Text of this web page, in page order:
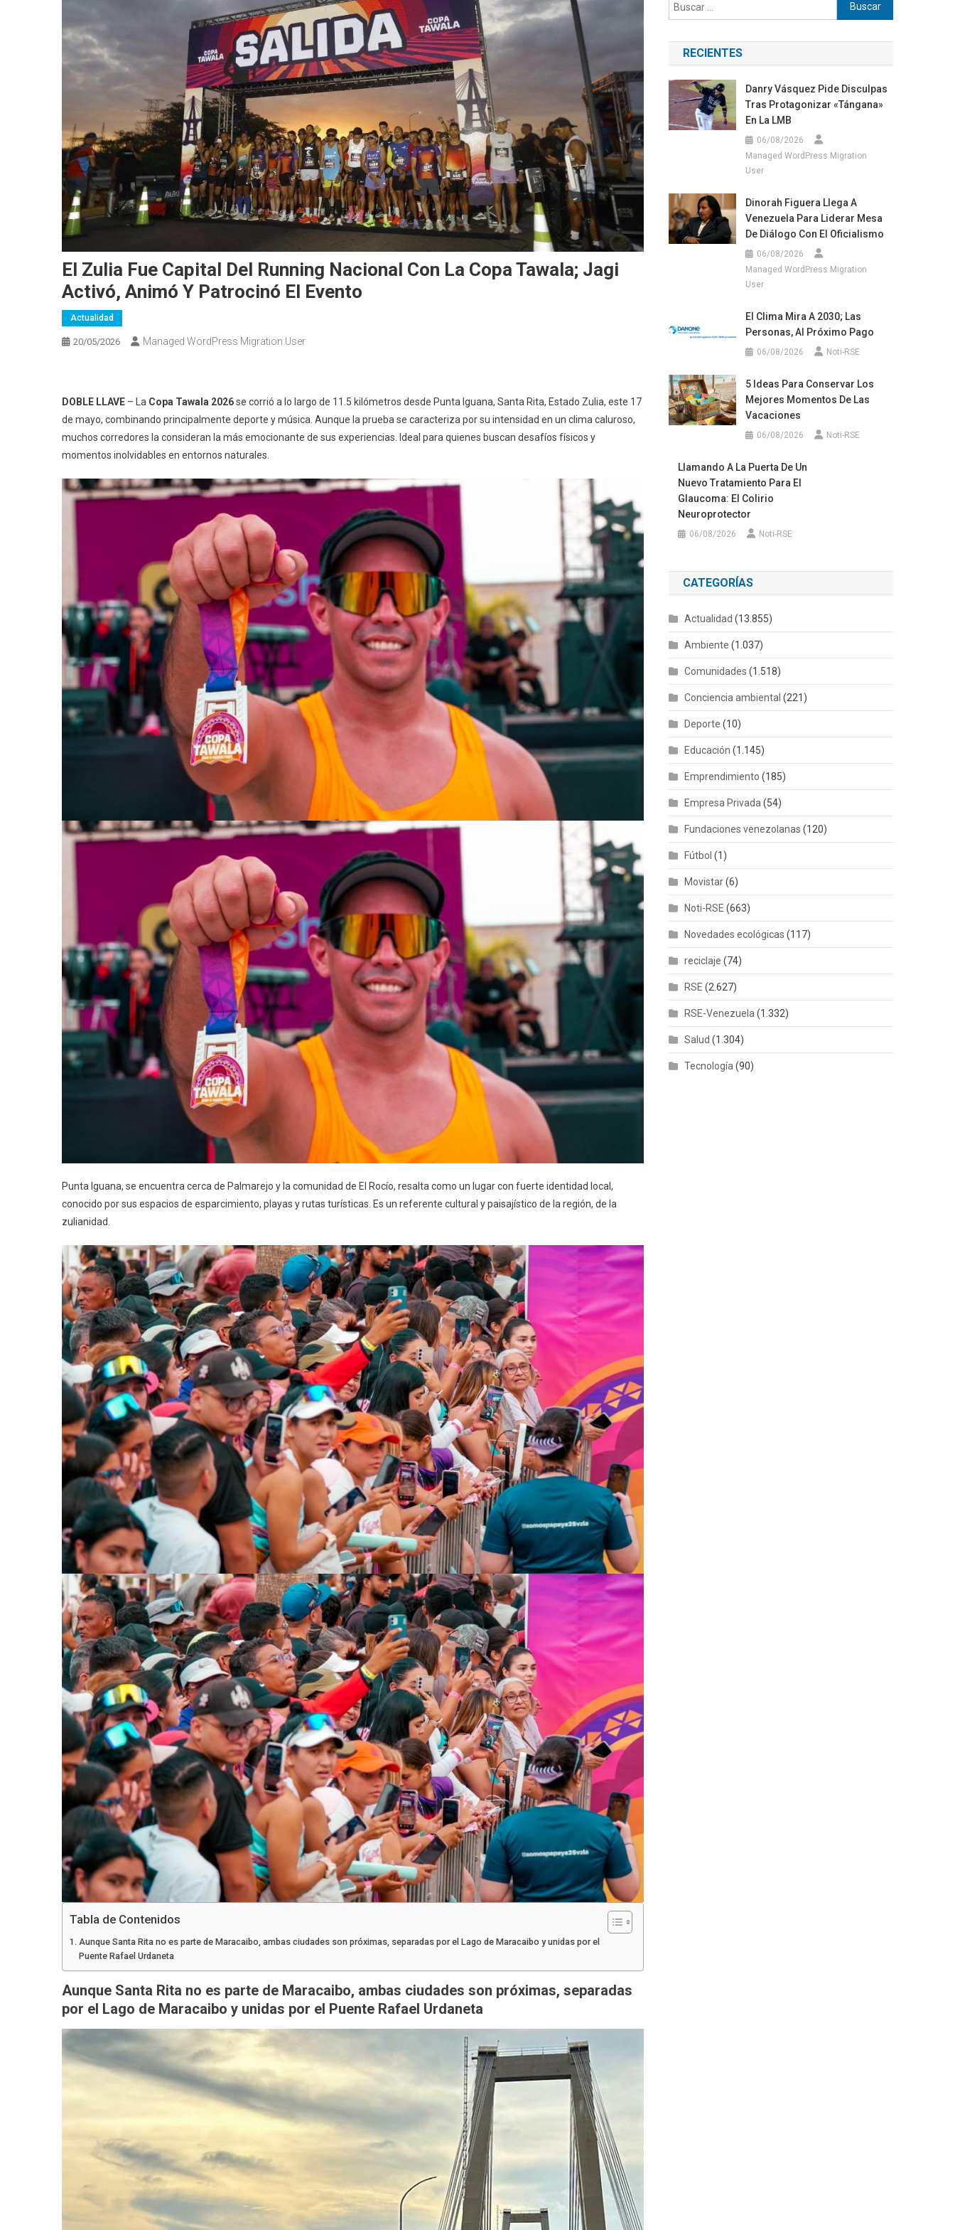
El Zulia Fue Capital Del Running Nacional Con La Copa Tawala; Jagi
Activó, Animó Y Patrocinó El Evento
Actualidad
20/05/2026 Managed WordPress Migration User
DOBLE LLAVE – La Copa Tawala 2026se corrió a lo largo de 11.5 kilómetros desde Punta Iguana, Santa Rita, Estado Zulia, este 17
de mayo, combinando principalmente deporte y música. Aunque la prueba se caracteriza por su intensidad en un clima caluroso,
muchos corredores la consideran la más emocionante de sus experiencias. Ideal para quienes buscan desafíos físicos y
momentos inolvidables en entornos naturales.
Punta Iguana, se encuentra cerca de Palmarejo y la comunidad de El Rocío, resalta como un lugar con fuerte identidad local,
conocido por sus espacios de esparcimiento, playas y rutas turísticas. Es un referente cultural y paisajístico de la región, de la
zulianidad.
Tabla de Contenidos
Aunque Santa Rita no es parte de Maracaibo, ambas ciudades son próximas, separadas por el Lago de Maracaibo y unidas por el
Puente Rafael Urdaneta
Aunque Santa Rita no es parte de Maracaibo, ambas ciudades son próximas, separadas
por el Lago de Maracaibo y unidas por el Puente Rafael Urdaneta
RECIENTES
Danry Vásquez Pide Disculpas
Tras Protagonizar «tángana»
En La LMB
06/08/2026
Managed WordPress Migration
User
Dinorah Figuera Llega A
Venezuela Para Liderar Mesa
De Diálogo Con El Oficialismo
06/08/2026
Managed WordPress Migration
User
El Clima Mira A 2030; Las
Personas, Al Próximo Pago
06/08/2026 Noti-RSE
5 Ideas Para Conservar Los
Mejores Momentos De Las
Vacaciones
06/08/2026 Noti-RSE
Llamando A La Puerta De Un
Nuevo Tratamiento Para El
Glaucoma: El Colirio
Neuroprotector
06/08/2026 Noti-RSE
CATEGORÍAS
Actualidad (13.855)
Ambiente (1.037)
Comunidades (1.518)
Conciencia ambiental (221)
Deporte (10)
Educación (1.145)
Emprendimiento (185)
Empresa Privada (54)
Fundaciones venezolanas (120)
Fútbol (1)
Movistar(6)
Noti-RSE (663)
Novedades ecológicas (117)
reciclaje (74)
RSE (2.627)
RSE-Venezuela (1.332)
Salud (1.304)
Tecnología (90)